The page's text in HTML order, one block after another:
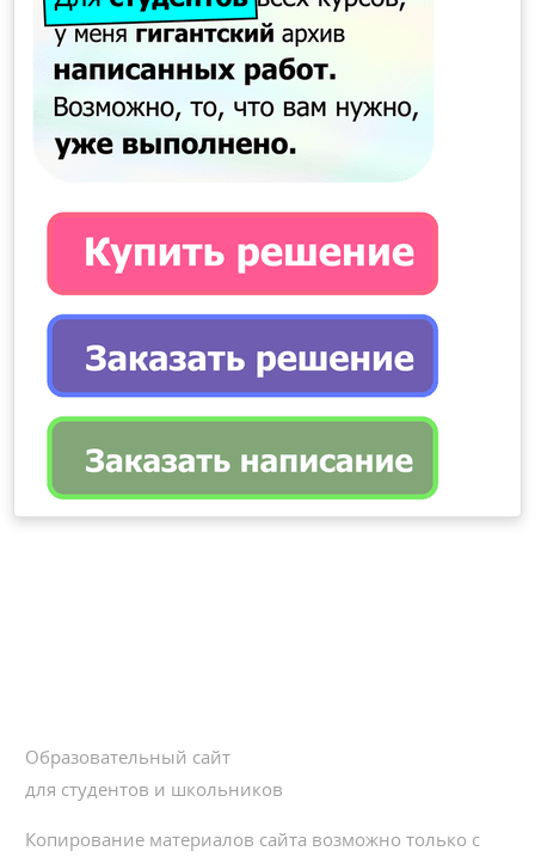
Образовательный сайт
для студентов и школьников
Копирование материалов сайта возможно только с